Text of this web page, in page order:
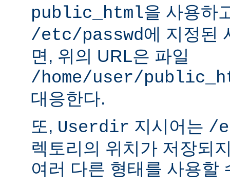
public_html을 사용하
/etc/passwd에 지정된
면, 위의 URL은 파일
/home/user/
대응한다.
또, Userdir 지시어는 /
렉토리의 위치가 저장되
여러 다른 형태를 사용할